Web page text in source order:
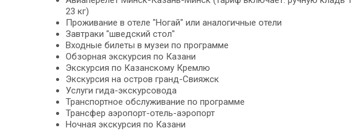
23 кг)
Проживание в отеле "Ногай" или аналогичные отели
Завтраки "шведский стол"
Входные билеты в музеи по программе
Обзорная экскурсия по Казани
Экскурсия по Казанскому Кремлю
Экскурсия на остров гранд-Свияжск
Услуги гида-экскурсовода
Транспортное обслуживание по программе
Трансфер аэропорт-отель-аэропорт
Ночная экскурсия по Казани